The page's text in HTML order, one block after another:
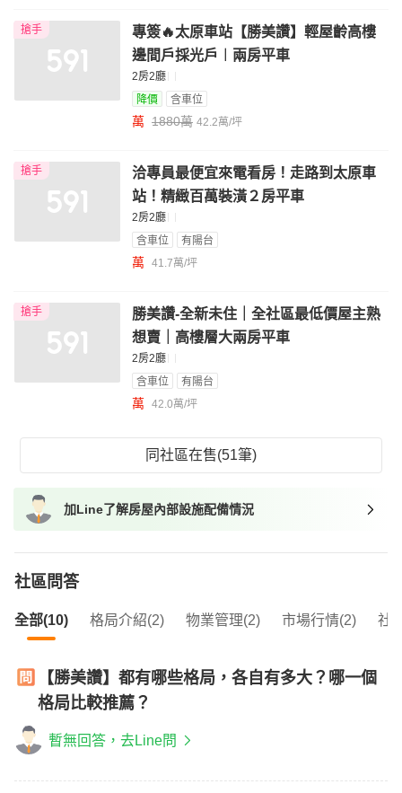
搶手
專簽🔥太原車站【勝美讚】輕屋齡高樓
邊間戶採光戶︱兩房平車
2房2廳
降價
含車位
萬 1880萬 42.2萬/坪
搶手
洽專員最便宜來電看房！走路到太原車
站！精緻百萬裝潢２房平車
2房2廳
含車位
有陽台
萬 41.7萬/坪
搶手
勝美讚-全新未住｜全社區最低價屋主熟
想賣｜高樓層大兩房平車
2房2廳
含車位
有陽台
萬 42.0萬/坪
同社區在售(51筆)
加Line了解房屋內部設施配備情況
社區問答
全部(10) 格局介紹(2) 物業管理(2) 市場行情(2) 社
【勝美讚】都有哪些格局，各自有多大？哪一個
格局比較推薦？
暫無回答，去Line問